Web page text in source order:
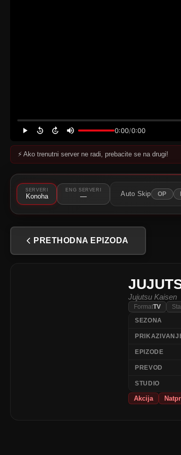
0:00/0:00
⚠️
Server nije dostupan
Pokušajte neki drugi server.
⚡ Ako trenutni server ne radi, prebacite se na drugi!
SERVERI
Konoha
ENG SERVERI
— Auto Skip OP
PRETHODNA EPIZODA
Jujutsu Kaisen
FormatTV
SEZONA
EPIZODE
PREVOD
STUDIO
Akcija